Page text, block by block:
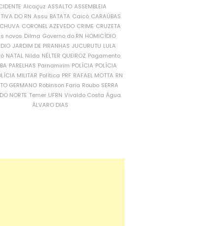
Alcaçuz ASSALTO ASSEMBLEIA
DO RN Assu BATATA Caicó CARAÚBAS
CORONEL AZEVEDO CRIME CRUZETA
novos Dilma Governo do RN HOMICÍDIO
JARDIM DE PIRANHAS JUCURUTU LULA
NATAL Nilda NÉLTER QUEIROZ Pagamento
PARELHAS Parnamirim POLÍCIA POLÍCIA
MILITAR Política PRF RAFAEL MOTTA RN
GERMANO Robinson Faria Roubo SERRA
NORTE Temer UFRN Vivaldo Costa Água
ÁLVARO DIAS